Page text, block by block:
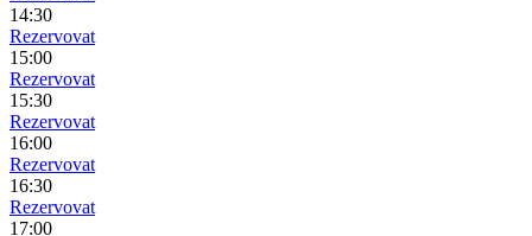
14:30
Rezervovat
15:00
Rezervovat
15:30
Rezervovat
16:00
Rezervovat
16:30
Rezervovat
17:00